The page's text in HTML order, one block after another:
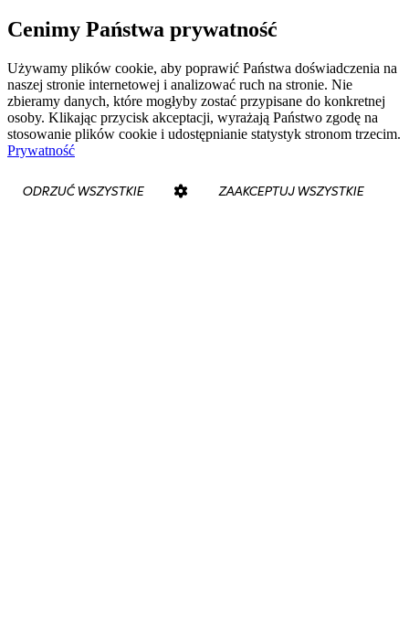
Cenimy Państwa prywatność
Używamy plików cookie, aby poprawić Państwa doświadczenia na
naszej stronie internetowej i analizować ruch na stronie. Nie
zbieramy danych, które mogłyby zostać przypisane do konkretnej
osoby. Klikając przycisk akceptacji, wyrażają Państwo zgodę na
stosowanie plików cookie i udostępnianie statystyk stronom trzecim.
Prywatność
ODRZUĆ WSZYSTKIE ZAAKCEPTUJ WSZYSTKIE